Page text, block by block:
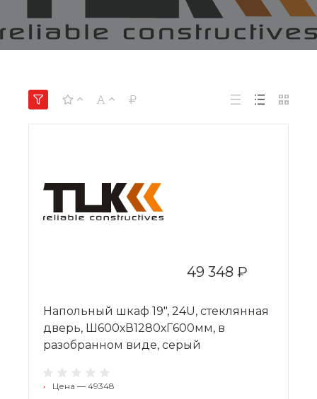
49 348 ₽
Напольный шкаф 19", 24U, стеклянная
дверь, Ш600хВ1280хГ600мм, в
разобранном виде, серый
• Цена — 49348